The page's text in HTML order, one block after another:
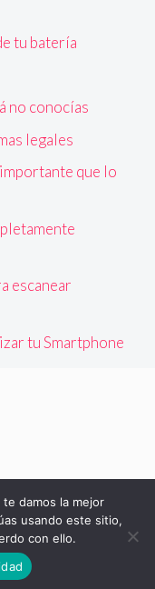
tu batería
no conocías
legales
que lo
escanear
tu Smartphone
Gratis
damos la mejor
usando este sitio,
con ello.